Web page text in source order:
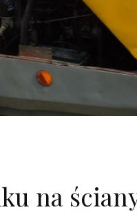
na